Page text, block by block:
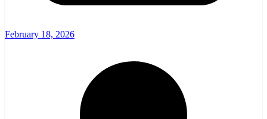
February 18, 2026